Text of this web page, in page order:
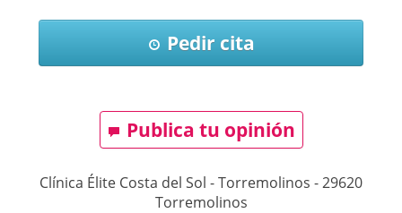
Pedir cita
Publica tu opinión
Clínica Élite Costa del Sol - Torremolinos -29620
Torremolinos